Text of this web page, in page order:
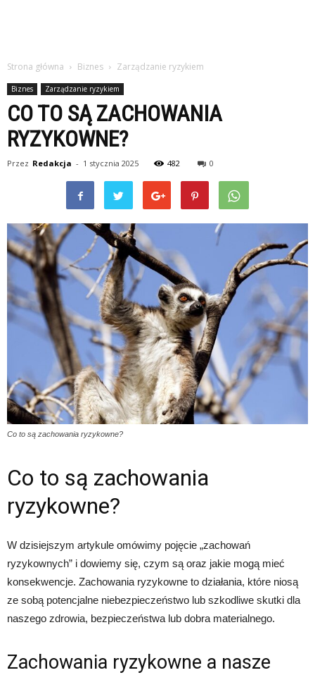
Strona główna Biznes Zarządzanie ryzykiem
Biznes Zarządzanie ryzykiem
CO TO SĄ ZACHOWANIA
RYZYKOWNE?
Przez Redakcja - 1 stycznia 2025 482 0
Co to są zachowania ryzykowne?
Co to są zachowania
ryzykowne?
W dzisiejszym artykule omówimy pojęcie „zachowań
ryzykownych” i dowiemy się, czym są oraz jakie mogą mieć
konsekwencje. Zachowania ryzykowne to działania, które niosą
ze sobą potencjalne niebezpieczeństwo lub szkodliwe skutki dla
naszego zdrowia, bezpieczeństwa lub dobra materialnego.
Zachowania ryzykowne a nasze